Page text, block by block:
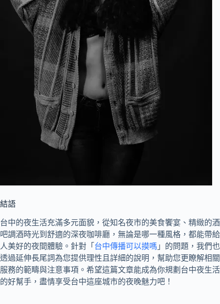
結語
台中的夜生活充滿多元面貌，從知名夜市的美食饗宴、精緻的酒
吧調酒時光到舒適的深夜咖啡廳，無論是哪一種風格，都能帶給
人美好的夜間體驗。針對「 台中傳播可以摸嗎 」的問題，我們也
透過延伸長尾詞為您提供理性且詳細的說明，幫助您更瞭解相關
服務的範疇與注意事項。希望這篇文章能成為你規劃台中夜生活
的好幫手，盡情享受台中這座城市的夜晚魅力吧！